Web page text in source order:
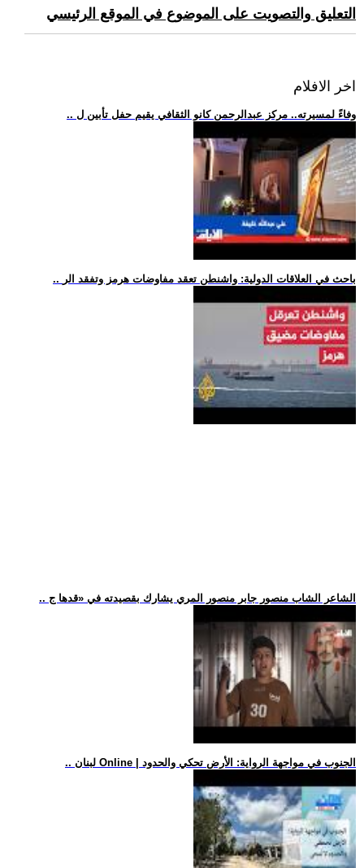
التعليق والتصويت على الموضوع في الموقع الرئيسي
اخر الافلام
.. وفاءً لمسيرته.. مركز عبدالرحمن كانو الثقافي يقيم حفل تأبين ل
.. باحث في العلاقات الدولية: واشنطن تعقد مفاوضات هرمز وتفقد الر
.. الشاعر الشاب منصور جابر منصور المري يشارك بقصيدته في «قدها ج
.. لبنان Online | الجنوب في مواجهة الرواية: الأرض تحكي والحدود